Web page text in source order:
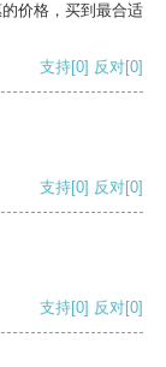
价格，买到最合适
支持[0] 反对[0]
支持[0] 反对[0]
支持[0] 反对[0]